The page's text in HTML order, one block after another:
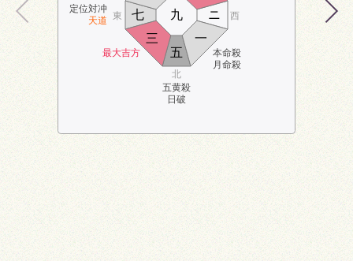
定位対冲
天道
最大吉方
五黄殺
日破
本命殺
月命殺
北
東 西
五
七
九
一
ニ
三